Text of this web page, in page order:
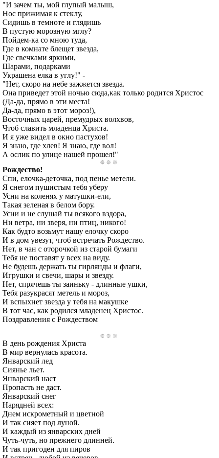
"И зачем ты, мой глупый малыш,
Нос прижимая к стеклу,
Сидишь в темноте и глядишь
В пустую морозную мглу?
Пойдем-ка со мною туда,
Где в комнате блещет звезда,
Где свечками яркими,
Шарами, подарками
Украшена елка в углу!" -
"Нет, скоро на небе зажжется звезда.
Она приведет этой ночью сюда,как только родится Христос
(Да-да, прямо в эти места!
Да-да, прямо в этот мороз!),
Восточных царей, премудрых волхвов,
Чтоб славить младенца Христа.
И я уже видел в окно пастухов!
Я знаю, где хлев! Я знаю, где вол!
А ослик по улице нашей прошел!"
Рождество!
Спи, елочка-деточка, под пенье метели.
Я снегом пушистым тебя уберу
Усни на коленях у матушки-ели,
Такая зеленая в белом бору.
Усни и не слушай ты всякого вздора,
Ни ветра, ни зверя, ни птиц, никого!
Как будто возьмут нашу елочку скоро
И в дом увезут, чтоб встречать Рождество.
Нет, в чан с оторочкой из старой бумаги
Тебя не поставят у всех на виду.
Не будешь держать ты гирлянды и флаги,
Игрушки и свечи, шары и звезду.
Нет, спрячешь ты заиньку - длинные ушки,
Тебя разукрасят метель и мороз,
И вспыхнет звезда у тебя на макушке
В тот час, как родился младенец Христос.
Поздравления с Рождеством
В день рождения Христа
В мир вернулась красота.
Январский лед
Сиянье льет.
Январский наст
Пропасть не даст.
Январский снег
Нарядней всех:
Днем искрометный и цветной
И так сияет под луной.
И каждый из январских дней
Чуть-чуть, но прежнего длинней.
И так пригоден для пиров